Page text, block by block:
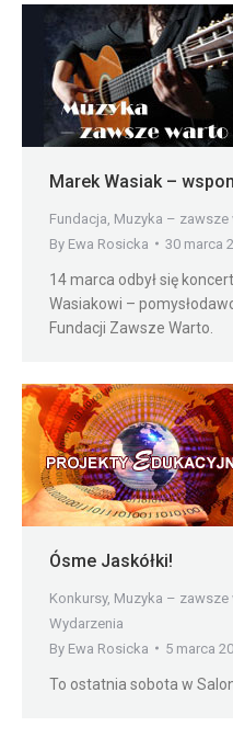
Marek Wasiak –
Fundacja Muzyka – zawsze
By Ewa Rosicka 30 marca
14 marca odbył się
Wasiakowi –
Fundacji Zawsze Warto.
Ósme Jaskółki!
Konkursy, Muzyka – zawsze
Wydarzenia
By Ewa Rosicka 5 marca
To ostatnia sobota w